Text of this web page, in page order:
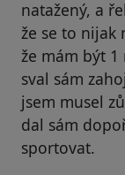
natažený, a
že se to nijak
že mám být 1
sval sám
jsem musel
dal sám
sportovat.